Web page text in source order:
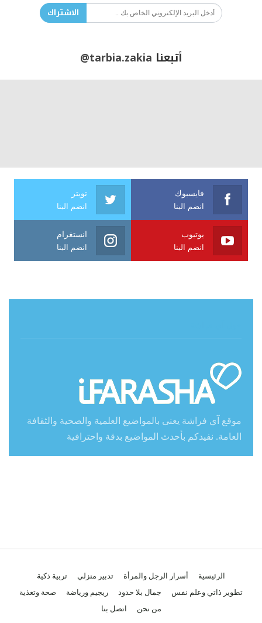
الاشتراك
أتبعنا @tarbia.zakia
فايسبوك
انضم الينا
تويتر
انضم الينا
يوتيوب
انضم الينا
انستغرام
انضم الينا
موقع آي فراشة يعنى بالمواضيع العلمية والصحية والثقافة
العامة. نفيدكم بأحدث المواضيع بدقة واحترافية
الرئيسية أسرار الرجل والمرأة تدبير منزلي
تربية ذكية
تطوير ذاتي وعلم نفس
جمال بلا حدود ريجيم ورياضة
صحة وتغذية
من نحن
اتصل بنا